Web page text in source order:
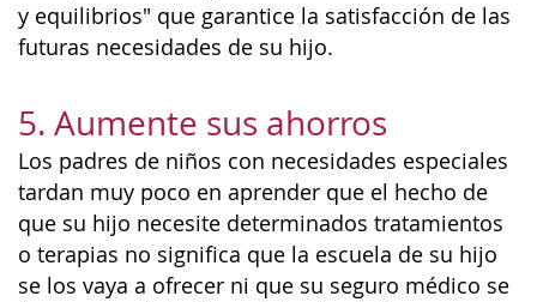
y equilibrios" que garantice la satisfacción de las
futuras necesidades de su hijo.
5. Aumente sus ahorros
Los padres de niños con necesidades especiales
tardan muy poco en aprender que el hecho de
que su hijo necesite determinados tratamientos
o terapias no significa que la escuela de su hijo
se los vaya a ofrecer ni que su seguro médico se